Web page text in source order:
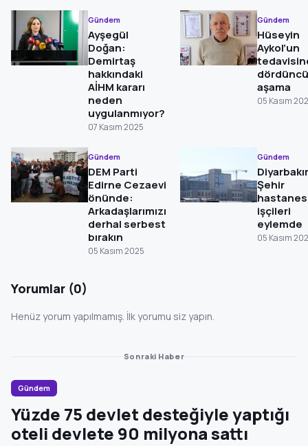
Gündem
Ayşegül
Doğan:
Demirtaş
hakkındaki
AİHM kararı
neden
uygulanmıyor?
07 Kasım 2025
Gündem
Hüseyin
Aykol’un
dördüncü
aşama
05 Kasım
Gündem
DEM Parti
Edirne Cezaevi
önünde:
Arkadaşlarımızı
derhal serbest
bırakın
05 Kasım 2025
Gündem
Diyarbakır
Şehir
işçileri
eylemde
05 Kasım
Yorumlar (0)
Henüz yorum yapılmamış. İlk yorumu siz yapın.
Sonraki Haber
Gündem
Yüzde 75 devlet desteğiyle yaptığı
oteli devlete 90 milyona sattı